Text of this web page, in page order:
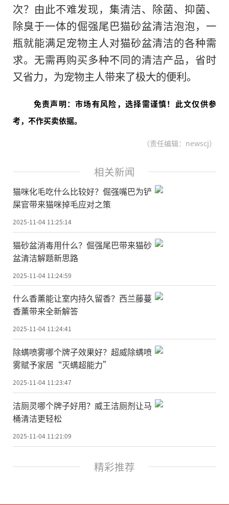
次？由此不难发现，集清洁、除菌、抑菌、
除臭于一体的倔强尾巴猫砂盆清洁泡泡，一
瓶就能满足宠物主人对猫砂盆清洁的各种需
求。无需再购买多种不同的清洁产品，省时
又省力，为宠物主人带来了极大的便利。
免责声明：市场有风险，选择需谨慎！此文仅供参
考，不作买卖依据。
（责任编辑：newscj）
相关新闻
猫咪化毛吃什么比较好？倔强嘴巴为铲
屎官带来猫咪掉毛应对之策
2025-11-04 11:25:14
猫砂盆消毒用什么？倔强尾巴带来猫砂
盆清洁解题新思路
2025-11-04 11:24:59
什么香薰能让室内持久留香？西兰藤蔓
香薰带来全新解答
2025-11-04 11:24:41
除螨喷雾哪个牌子效果好？超威除螨喷
雾赋予家居“灭螨超能力”
2025-11-04 11:23:47
洁厕灵哪个牌子好用？威王洁厕剂让马
桶清洁更轻松
2025-11-04 11:21:09
精彩推荐